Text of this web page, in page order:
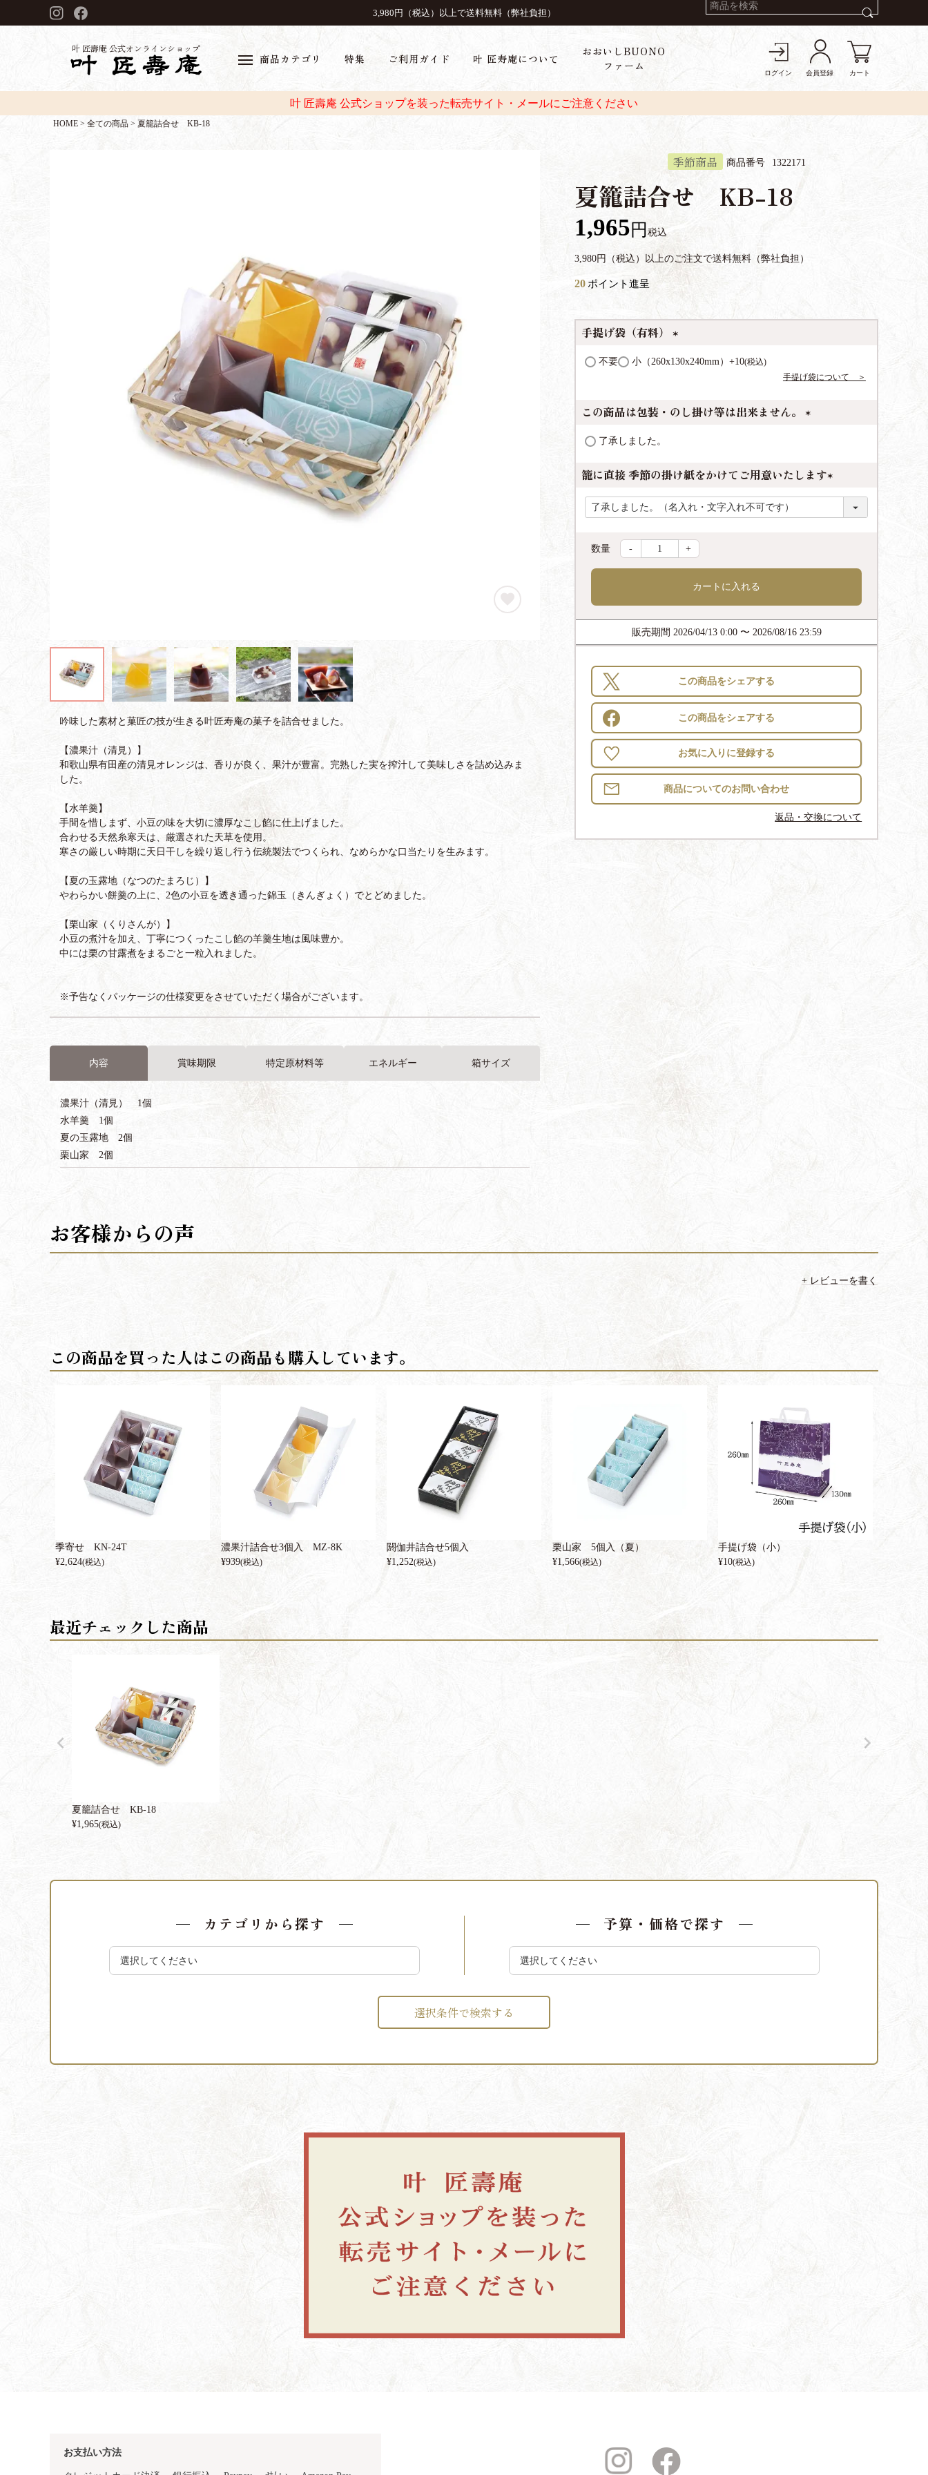
3,980円（税込）以上で送料無料（弊社負担）
叶 匠壽庵 公式オンラインショップ
商品カテゴリ 特集 ご利用ガイド 叶 匠寿庵について
おおいしBUONO
ファーム
ログイン 会員登録 カート
叶 匠壽庵 公式ショップを装った転売サイト・メールにご注意ください
HOME 全ての商品 夏籠詰合せ KB-18
吟味した素材と菓匠の技が生きる叶匠寿庵の菓子を詰合せました。
【濃果汁（清見）】
和歌山県有田産の清見オレンジは、香りが良く、果汁が豊富。完熟した実を搾汁して美味しさを詰め込みま
した。
【水羊羹】
手間を惜しまず、小豆の味を大切に濃厚なこし餡に仕上げました。
合わせる天然糸寒天は、厳選された天草を使用。
寒さの厳しい時期に天日干しを繰り返し行う伝統製法でつくられ、なめらかな口当たりを生みます。
【夏の玉露地（なつのたまろじ）】
やわらかい餅羹の上に、2色の小豆を透き通った錦玉（きんぎょく）でとどめました。
【栗山家（くりさんが）】
小豆の煮汁を加え、丁寧につくったこし餡の羊羹生地は風味豊か。
中には栗の甘露煮をまるごと一粒入れました。
※予告なくパッケージの仕様変更をさせていただく場合がございます。
内容 賞味期限 特定原材料等 エネルギー 箱サイズ
濃果汁（清見） 1個
水羊羹 1個
夏の玉露地 2個
栗山家 2個
季節商品 商品番号 1322171
夏籠詰合せ KB-18
1,965 税込
3,980円（税込）以上のご注文で送料無料（弊社負担）
20 ポイント進呈
手提げ袋（有料）
(
必
不要 小（260x130x240mm）+10 税込
手提げ袋について ＞
この商品は包装・のし掛け等は出来ません。
須
)
了承しました。
籠に直接 季節の掛け紙をかけてご用意いたします
(
- +
カートに入れる
販売期間 2026/04/13 0:00 〜 2026/08/16 23:59
この商品をシェアする
この商品をシェアする
お気に入りに登録する
返品・交換について
レビューを書く
季寄せ KN-24T
¥2,624(税込)
濃果汁詰合せ3個入 MZ-8K
¥939(税込)
閼伽井詰合せ5個入
¥1,252(税込)
栗山家 5個入（夏）
¥1,566(税込)
手提げ袋（小）
¥10(税込)
夏籠詰合せ KB-18
¥1,965(税込)
カテゴリから探す 予算・価格で探す
選択条件で検索する
お支払い方法